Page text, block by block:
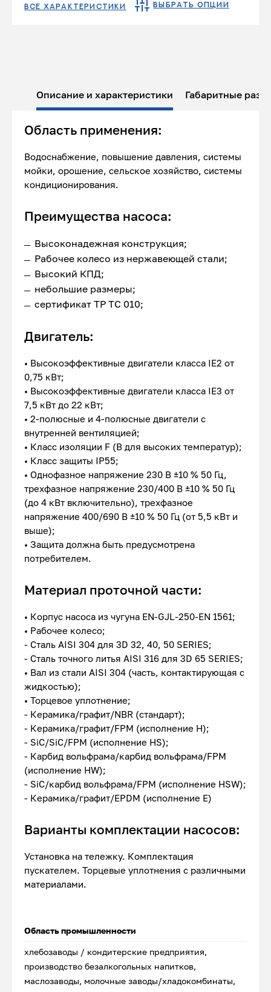
ВСЕ ХАРАКТЕРИСТИКИ ВЫБРАТЬ ОПЦИИ
Описание и характеристики Габаритные
Область применения:
Водоснабжение, повышение давления, системы
мойки, орошение, сельское хозяйство, системы
кондиционирования.
Преимущества насоса:
Высоконадежная конструкция;
Рабочее колесо из нержавеющей стали;
Высокий КПД;
небольшие размеры;
сертификат ТР ТС 010;
Двигатель:
• Высокоэффективные двигатели класса IE2 от
0,75 кВт;
• Высокоэффективные двигатели класса IE3 от
7,5 кВт до 22 кВт;
• 2-полюсные и 4-полюсные двигатели с
внутренней вентиляцией;
• Класс изоляции F (В для высоких температур);
• Класс защиты IP55;
• Однофазное напряжение 230 В ±10 % 50 Гц,
трехфазное напряжение 230/400 В ±10 % 50 Гц
(до 4 кВт включительно), трехфазное
напряжение 400/690 В ±10 % 50 Гц (от 5,5 кВт и
выше);
• Защита должна быть предусмотрена
потребителем.
Материал проточной части:
• Корпус насоса из чугуна EN-GJL-250-EN 1561;
• Рабочее колесо;
- Сталь AISI 304 для 3D 32, 40, 50 SERIES;
- Сталь точного литья AISI 316 для 3D 65 SERIES;
• Вал из стали AISI 304 (часть, контактирующая с
жидкостью);
• Торцевое уплотнение;
- Керамика/графит/NBR (стандарт);
- Керамика/графит/FPM (исполнение Н);
- SiC/SiC/FPM (исполнение HS);
- Карбид вольфрама/карбид вольфрама/FPM
(исполнение HW);
- SiC/карбид вольфрама/FPM (исполнение HSW);
- Керамика/графит/EPDM (исполнение Е)
Варианты комплектации насосов:
Установка на тележку. Комплектация
пускателем. Торцевые уплотнения с различными
материалами.
Область промышленности
хлебозаводы / кондитерские предприятия,
производство безалкогольных напитков,
маслозаводы, молочные заводы/хладокомбинаты,